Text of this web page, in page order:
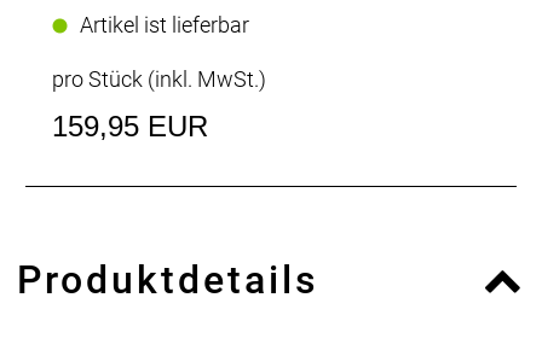
Artikel ist lieferbar
pro Stück (inkl. MwSt.)
159,95 EUR
Produktdetails